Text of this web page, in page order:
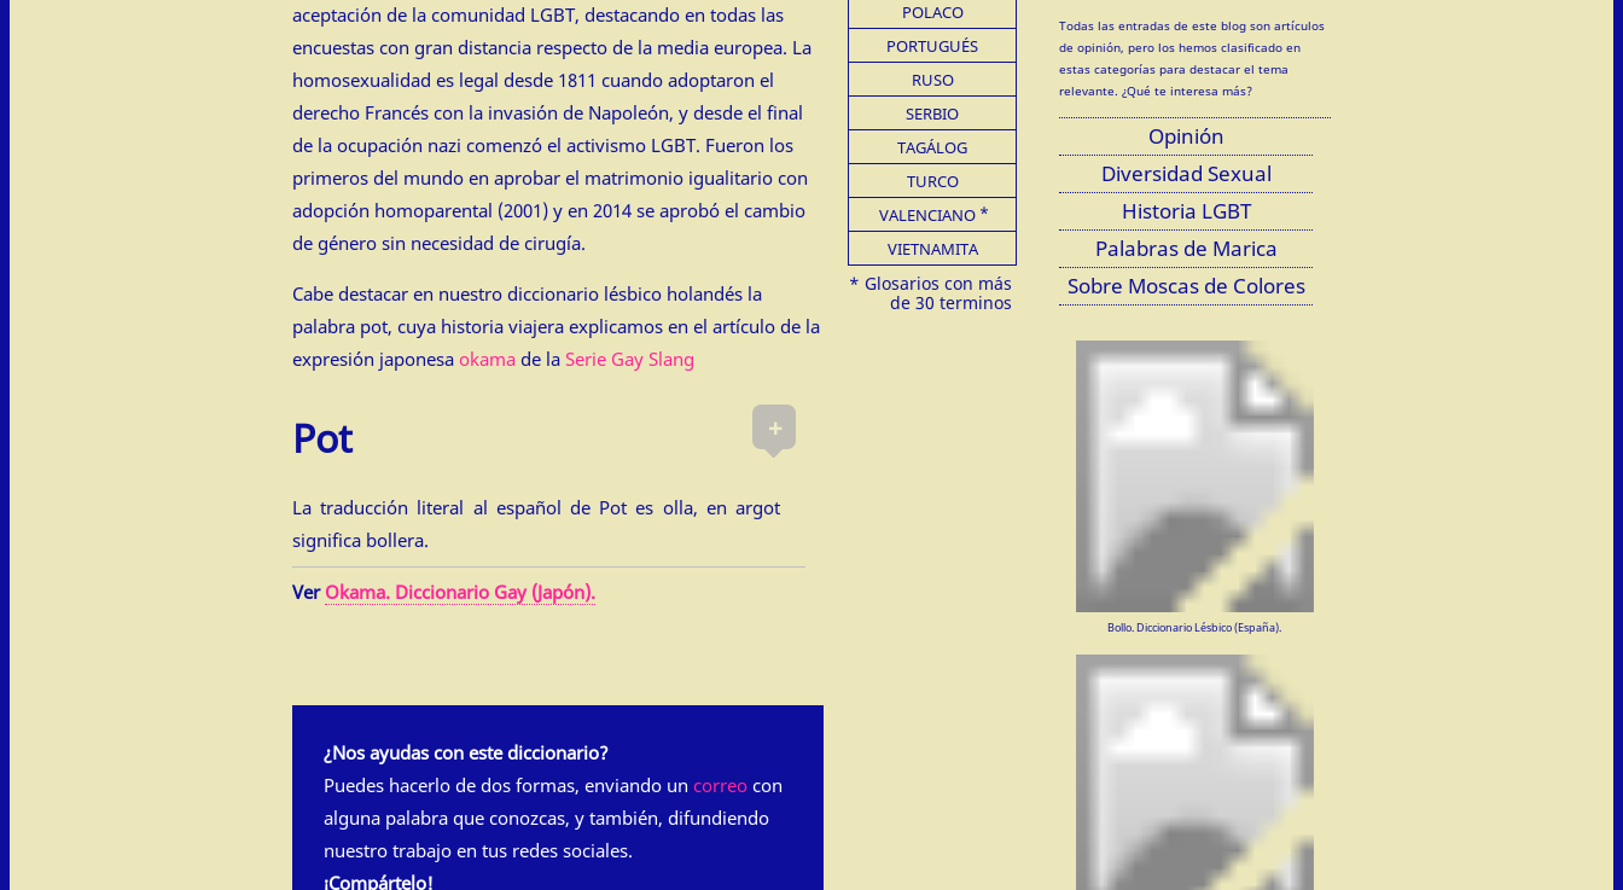
aceptación de la comunidad LGBT, destacando en todas las
encuestas con gran distancia respecto de la media europea. La
homosexualidad es legal desde 1811 cuando adoptaron el
derecho Francés con la invasión de Napoleón, y desde el final
de la ocupación nazi comenzó el activismo LGBT. Fueron los
primeros del mundo en aprobar el matrimonio igualitario con
adopción homoparental (2001) y en 2014 se aprobó el cambio
de género sin necesidad de cirugía.
Cabe destacar en nuestro diccionario lésbico holandés la
palabra pot, cuya historia viajera explicamos en el artículo de la
expresión japonesa okama de la Serie Gay Slang
+
Pot
La traducción literal al español de Pot es olla, en argot
significa bollera.
Ver Okama. Diccionario Gay (Japón).
¿Nos ayudas con este diccionario?
Puedes hacerlo de dos formas, enviando un correo con
alguna palabra que conozcas, y también, difundiendo
nuestro trabajo en tus redes sociales.
¡Compártelo!
Todas las entradas de este blog son artículos
de opinión, pero los hemos clasificado en
estas categorías para destacar el tema
relevante. ¿Qué te interesa más?
Opinión
Diversidad Sexual
Historia LGBT
Palabras de Marica
Sobre Moscas de Colores
Bollo. Diccionario Lésbico (España).
POLACO
PORTUGUÉS
RUSO
SERBIO
TAGÁLOG
TURCO
VALENCIANO
VIETNAMITA